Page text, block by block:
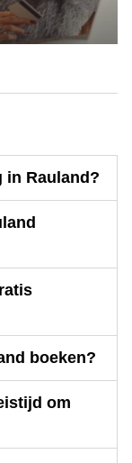
in Rauland?
boeken?
om